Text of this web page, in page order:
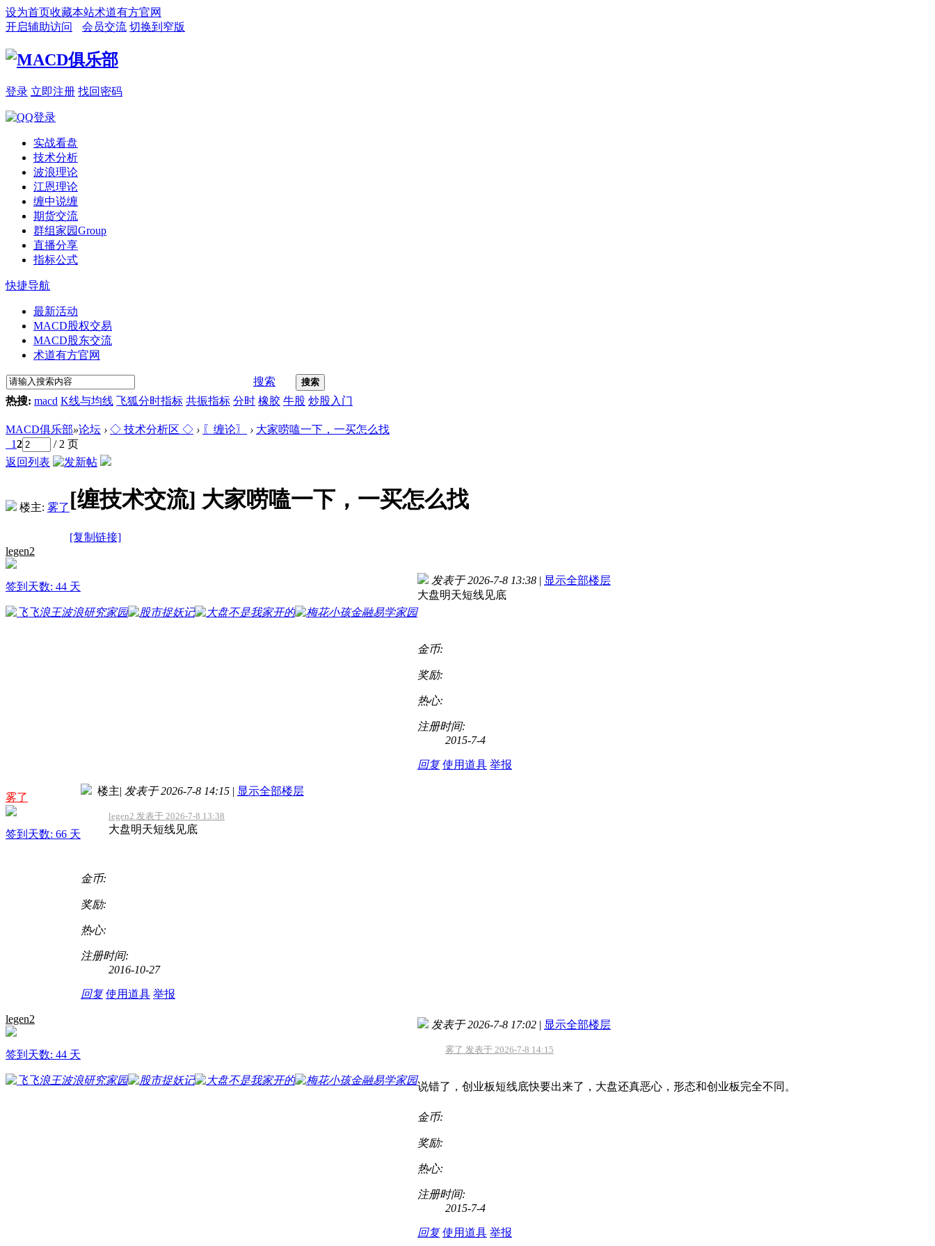
设为首页收藏本站术道有方官网
开启辅助访问
会员交流 切换到窄版
登录 立即注册 找回密码
实战看盘
技术分析
波浪理论
江恩理论
缠中说缠
期货交流
群组家园Group
直播分享
指标公式
快捷导航
最新活动
MACD股权交易
MACD股东交流
术道有方官网
搜索 搜索
热搜: macd K线与均线 飞狐分时指标 共振指标 分时 橡胶 牛股 炒股入门
MACD俱乐部»论坛 › ◇ 技术分析区 ◇ › 〖缠论〗 › 大家唠嗑一下，一买怎么找
12
/ 2 页
返回列表
楼主: 雾了 [缠技术交流] 大家唠嗑一下，一买怎么找
[复制链接]
legen2
签到天数: 44 天
发表于 2026-7-8 13:38 | 显示全部楼层
大盘明天短线见底
金币:
奖励:
热心:
注册时间:
2015-7-4
回复 使用道具 举报
雾了
签到天数: 66 天
楼主| 发表于 2026-7-8 14:15 | 显示全部楼层
legen2 发表于 2026-7-8 13:38
大盘明天短线见底
金币:
奖励:
热心:
注册时间:
2016-10-27
回复 使用道具 举报
legen2
签到天数: 44 天
发表于 2026-7-8 17:02 | 显示全部楼层
雾了 发表于 2026-7-8 14:15
说错了，创业板短线底快要出来了，大盘还真恶心，形态和创业板完全不同。
金币:
奖励:
热心:
注册时间:
2015-7-4
回复 使用道具 举报